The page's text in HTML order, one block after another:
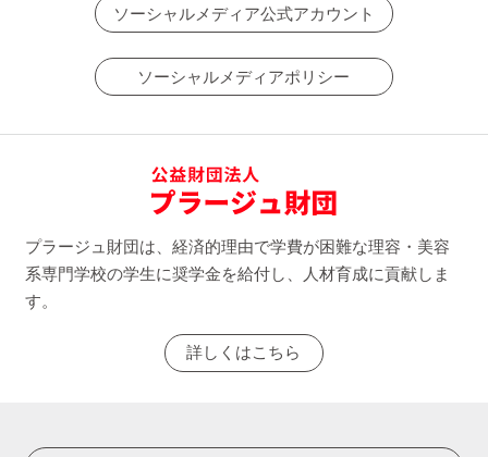
ソーシャルメディア公式アカウント
ソーシャルメディアポリシー
プラージュ財団は、経済的理由で学費が困難な理容・美容
系専門学校の学生に奨学金を給付し、人材育成に貢献しま
す。
詳しくはこちら